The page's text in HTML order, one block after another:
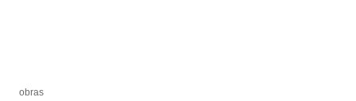
obras
obras